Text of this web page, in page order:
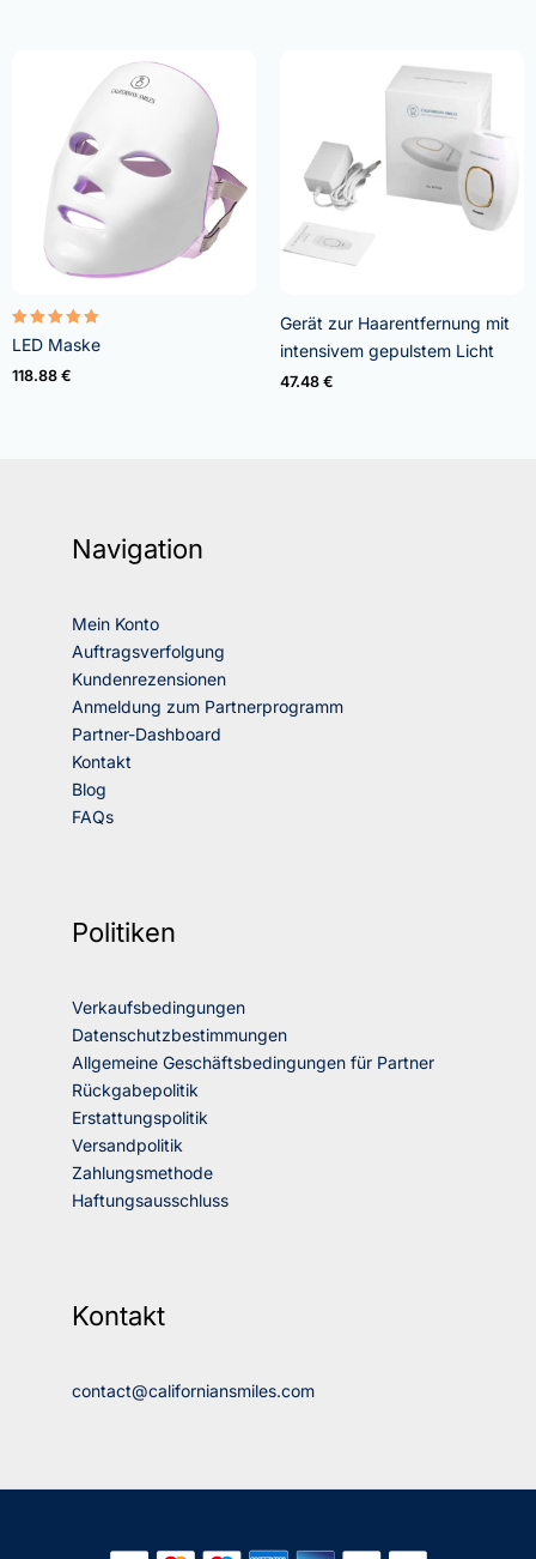
Bewertet
mit
5.00
von 5
LED Maske
118.88 €
Gerät zur Haarentfernung mit
intensivem gepulstem Licht
47.48 €
Navigation
Mein Konto
Auftragsverfolgung
Kundenrezensionen
Anmeldung zum Partnerprogramm
Partner-Dashboard
Kontakt
Blog
FAQs
Politiken
Verkaufsbedingungen
Datenschutzbestimmungen
Allgemeine Geschäftsbedingungen für Partner
Rückgabepolitik
Erstattungspolitik
Versandpolitik
Zahlungsmethode
Haftungsausschluss
Kontakt
contact@californiansmiles.com